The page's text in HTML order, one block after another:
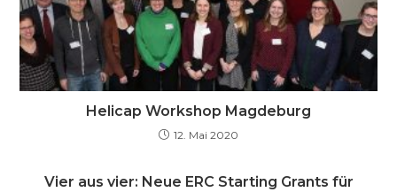
Helicap Workshop Magdeburg
12. Mai 2020
Vier aus vier: Neue ERC Starting Grants für